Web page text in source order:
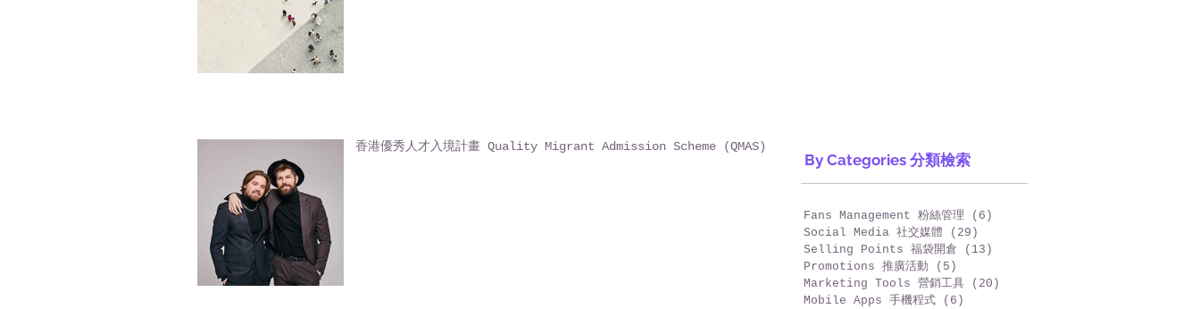
香港優秀人才入境計畫 Quality Migrant Admission Scheme (QMAS)
By Categories 分類檢索
Fans Management 粉絲管理 (6)
Social Media 社交媒體
(29)
Selling Points 福袋開倉
(13)
Promotions 推廣活動
(5)
Marketing Tools 營銷工具
(20)
Mobile Apps 手機程式
(6)